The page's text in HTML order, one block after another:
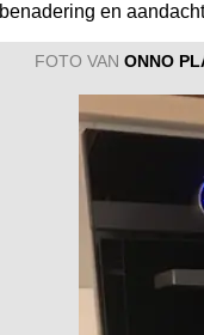
benadering en
FOTO VAN ONNO